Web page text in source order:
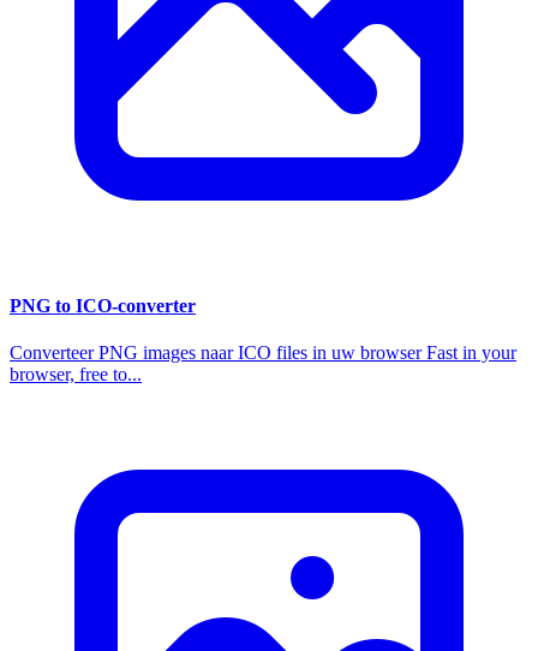
PNG to ICO-converter
Converteer PNG images naar ICO files in uw browser Fast in your
browser, free to...